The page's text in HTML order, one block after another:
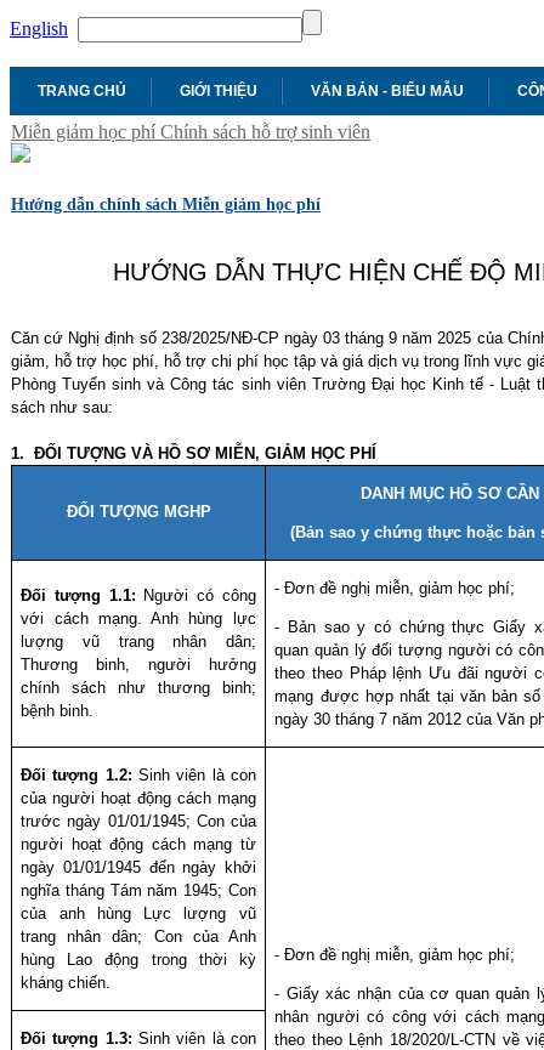
English
TRANG CHỦ GIỚI THIỆU VĂN BẢN - BIỂU MẪU
Miễn giảm học phí Chính sách hỗ trợ sinh viên
Hướng dẫn chính sách Miễn giảm học phí
HƯỚNG DẪN THỰC HIỆN CHẾ ĐỘ
Căn cứ Nghị định số 238/2025/NĐ-CP ngày 03 tháng 9 năm 2025 của
giảm, hỗ trợ học phí, hỗ trợ chi phí học tập và giá dịch vụ trong lĩnh vực
Phòng Tuyển sinh và Công tác sinh viên Trường Đại học Kinh tế - Luật
sách như sau:
1. ĐỐI TƯỢNG VÀ HỒ SƠ MIỄN, GIẢM HỌC PHÍ
ĐỐI TƯỢNG MGHP
DANH MỤC HỒ SƠ CẦN
(Bản sao y chứng thực hoặc bản
Đối tượng 1.1: Người có công
với cách mạng. Anh hùng lực
lượng vũ trang nhân dân;
Thương binh, người hưởng
chính sách như thương binh;
bệnh binh.
- Đơn đề nghị miễn, giảm học phí;
- Bản sao y có chứng thựcGiấy
quan quản lý đối tượng người có
theo theo Pháp lệnh Ưu đãi người
mạng được hợp nhất tại văn bản số
ngày 30 tháng 7 năm 2012 của Văn
Đối tượng 1.2: Sinh viên là con
của người hoạt động cách mạng
trước ngày 01/01/1945; Con của
người hoạt động cách mạng từ
ngày 01/01/1945 đến ngày khởi
nghĩa tháng Tám năm 1945; Con
của anh hùng Lực lượng vũ
trang nhân dân; Con của Anh
hùng Lao động trong thời kỳ
kháng chiến.
- Đơn đề nghị miễn, giảm học phí;
- Giấy xác nhận của cơ quan quản
nhân người có công với cách
theo theo Lệnh 18/2020/L-CTN về
Đối tượng 1.3: Sinh viên là con